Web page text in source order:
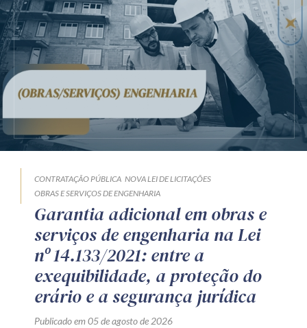
CONTRATAÇÃO PÚBLICA NOVA LEI DE LICITAÇÕES
OBRAS E SERVIÇOS DE ENGENHARIA
Garantia adicional em obras e
serviços de engenharia na Lei
nº 14.133/2021: entre a
exequibilidade, a proteção do
erário e a segurança jurídica
Publicado em 05 de agosto de 2026